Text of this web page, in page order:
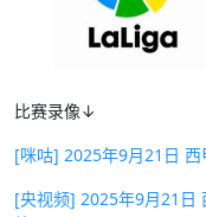
比赛录像↓
[咪咕] 2025年9月21日
[央视频] 2025年9月21日